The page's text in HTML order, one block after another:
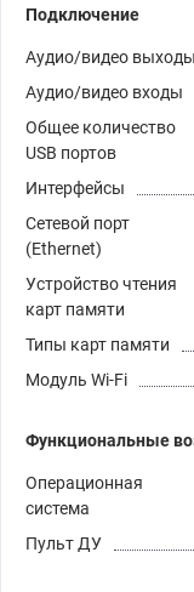
Подключение
Аудио/видео выходы
Аудио/видео входы
Общее количество
USB портов
Интерфейсы
Сетевой порт
(Ethernet)
Устройство чтения
карт памяти
Типы карт памяти
Модуль Wi-Fi
Функциональные
Операционная
система
Пульт ДУ